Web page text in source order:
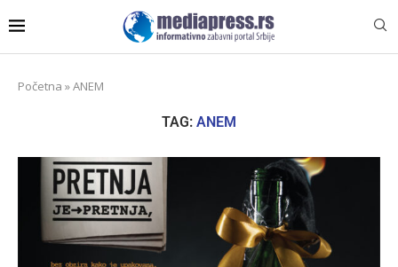
Početna »ANEM
TAG: ANEM